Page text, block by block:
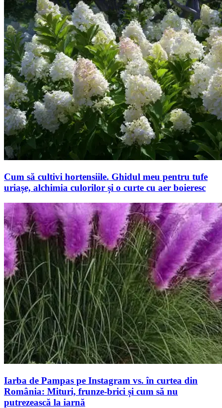
Cum să cultivi hortensiile. Ghidul meu pentru tufe
uriașe, alchimia culorilor și o curte cu aer boieresc
Iarba de Pampas pe Instagram vs. în curtea din
România: Mituri, frunze-brici și cum să nu
putrezească la iarnă